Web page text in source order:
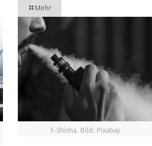
Mehr
E-Shisha, Bild: Pixabay